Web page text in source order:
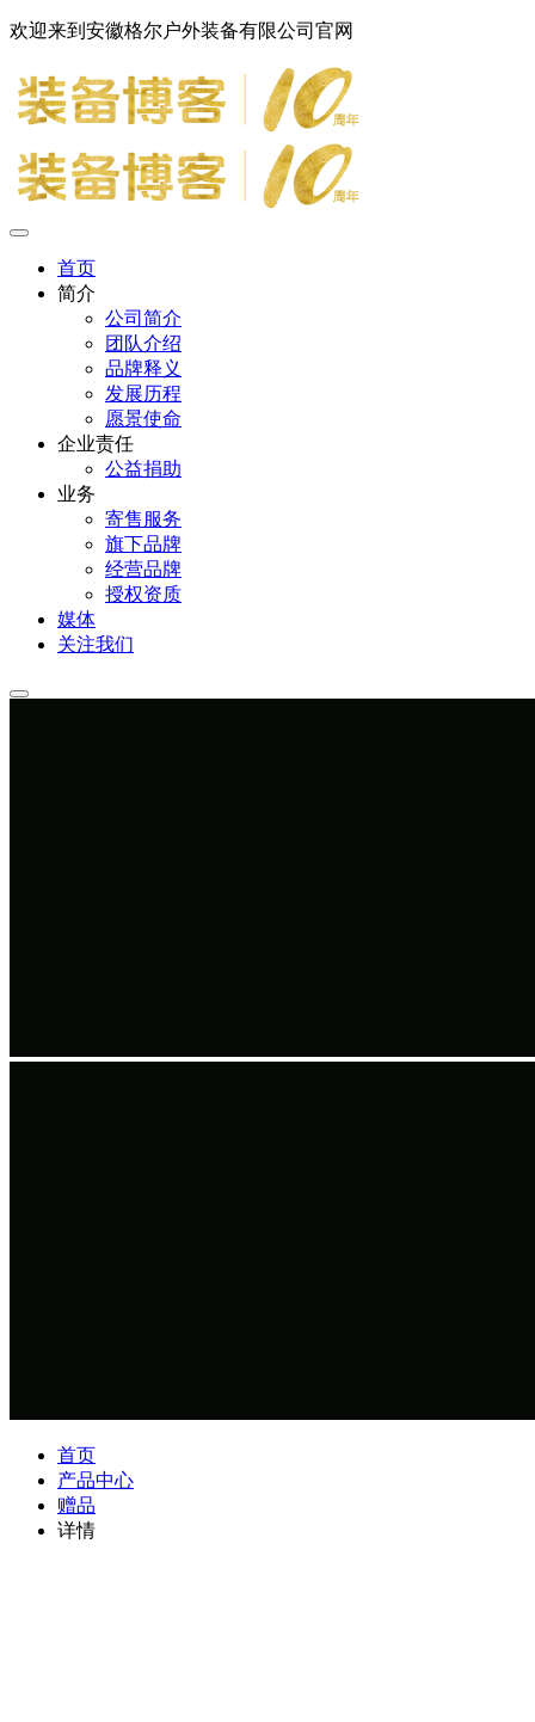
欢迎来到安徽格尔户外装备有限公司官网
首页
简介
公司简介
团队介绍
品牌释义
发展历程
愿景使命
企业责任
公益捐助
业务
寄售服务
旗下品牌
经营品牌
授权资质
媒体
关注我们
首页
产品中心
赠品
详情